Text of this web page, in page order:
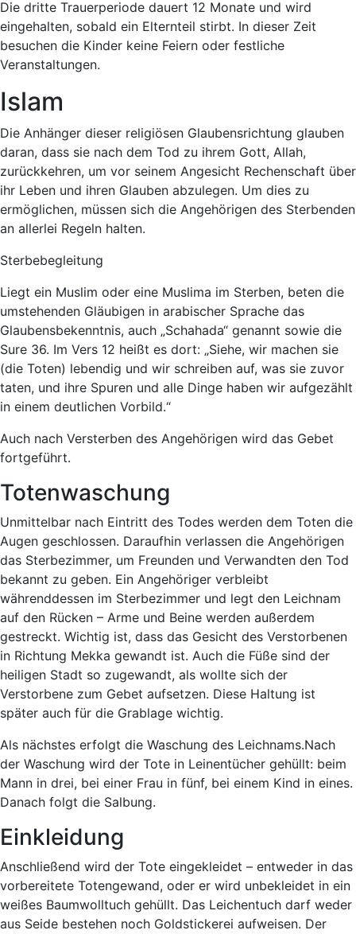
Die dritte Trauerperiode dauert 12 Monate und wird
eingehalten, sobald ein Elternteil stirbt. In dieser Zeit
besuchen die Kinder keine Feiern oder festliche
Veranstaltungen.
Islam
Die Anhänger dieser religiösen Glaubensrichtung glauben
daran, dass sie nach dem Tod zu ihrem Gott, Allah,
zurückkehren, um vor seinem Angesicht Rechenschaft über
ihr Leben und ihren Glauben abzulegen. Um dies zu
ermöglichen, müssen sich die Angehörigen des Sterbenden
an allerlei Regeln halten.
Sterbebegleitung
Liegt ein Muslim oder eine Muslima im Sterben, beten die
umstehenden Gläubigen in arabischer Sprache das
Glaubensbekenntnis, auch „Schahada“ genannt sowie die
Sure 36. Im Vers 12 heißt es dort: „Siehe, wir machen sie
(die Toten) lebendig und wir schreiben auf, was sie zuvor
taten, und ihre Spuren und alle Dinge haben wir aufgezählt
in einem deutlichen Vorbild.“
Auch nach Versterben des Angehörigen wird das Gebet
fortgeführt.
Totenwaschung
Unmittelbar nach Eintritt des Todes werden dem Toten die
Augen geschlossen. Daraufhin verlassen die Angehörigen
das Sterbezimmer, um Freunden und Verwandten den Tod
bekannt zu geben. Ein Angehöriger verbleibt
währenddessen im Sterbezimmer und legt den Leichnam
auf den Rücken – Arme und Beine werden außerdem
gestreckt. Wichtig ist, dass das Gesicht des Verstorbenen
in Richtung Mekka gewandt ist. Auch die Füße sind der
heiligen Stadt so zugewandt, als wollte sich der
Verstorbene zum Gebet aufsetzen. Diese Haltung ist
später auch für die Grablage wichtig.
Als nächstes erfolgt die Waschung des Leichnams.Nach
der Waschung wird der Tote in Leinentücher gehüllt: beim
Mann in drei, bei einer Frau in fünf, bei einem Kind in eines.
Danach folgt die Salbung.
Einkleidung
Anschließend wird der Tote eingekleidet – entweder in das
vorbereitete Totengewand, oder er wird unbekleidet in ein
weißes Baumwolltuch gehüllt. Das Leichentuch darf weder
aus Seide bestehen noch Goldstickerei aufweisen. Der